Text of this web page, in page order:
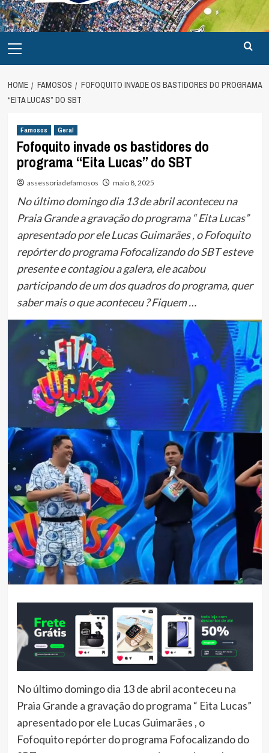
Menu
HOME FAMOSOS
FOFOQUITO INVADE OS BASTIDORES DO PROGRAMA
“EITA LUCAS” DO SBT
Famosos Geral
Fofoquito invade os bastidores do
programa “Eita Lucas” do SBT
assessoriadefamosos maio 8, 2025
No último domingo dia 13 de abril aconteceu na
Praia Grande a gravação do programa “ Eita Lucas”
apresentado por ele Lucas Guimarães , o Fofoquito
repórter do programa Fofocalizando do SBT esteve
presente e contagiou a galera, ele acabou
participando de um dos quadros do programa, quer
saber mais o que aconteceu ? Fiquem …
No último domingo dia 13 de abril aconteceu na
Praia Grande a gravação do programa “ Eita Lucas”
apresentado por ele Lucas Guimarães , o
Fofoquito repórter do programa Fofocalizando do